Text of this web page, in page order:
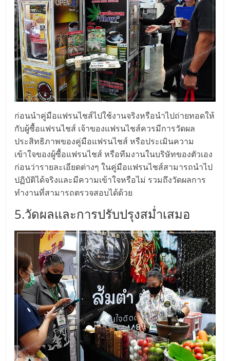
สา
ขา
แฟ
รน
ไชส์,
ศูนย์
รวม
แฟ
รน
ไชส์
พร้อม
ทำเล
สำหรับ
ก่อนนำคู่มือแฟรนไชส์ไปใช้งานจริงหรือนำไปถ่ายทอดให้
กับผู้ซื้อแฟรนไชส์ เจ้าของแฟรนไชส์ควรมีการวัดผล
ประสิทธิภาพของคู่มือแฟรนไชส์ หรือประเมินความ
เข้าใจของผู้ซื้อแฟรนไชส์ หรือทีมงานในบริษัทของตัวเอง
ก่อนว่ารายละเอียดต่างๆ ในคู่มือแฟรนไชส์สามารถนำไป
ปฏิบัติได้จริงและมีความเข้าใจหรือไม่ รวมถึงวัดผลการ
ทำงานที่สามารถตรวจสอบได้ด้วย
5.วัดผลและการปรับปรุงสม่ำเสมอ